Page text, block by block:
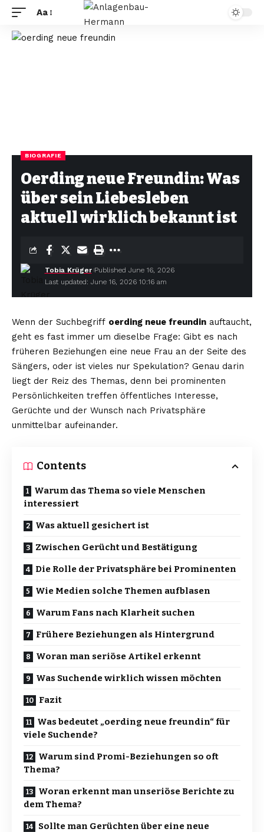
Aa
BIOGRAFIE
Oerding neue Freundin: Was
über sein Liebesleben
aktuell wirklich bekannt ist
Last updated: June 16, 2026 10:16 am
Tobia Krüger Published June 16, 2026
Wenn der Suchbegriff oerding neue freundin auftaucht,
geht es fast immer um dieselbe Frage: Gibt es nach
früheren Beziehungen eine neue Frau an der Seite des
Sängers, oder ist vieles nur Spekulation? Genau darin
liegt der Reiz des Themas, denn bei prominenten
Persönlichkeiten treffen öffentliches Interesse,
Gerüchte und der Wunsch nach Privatsphäre
unmittelbar aufeinander.
Contents
Warum das Thema so viele Menschen
interessiert
Was aktuell gesichert ist
Zwischen Gerücht und Bestätigung
Die Rolle der Privatsphäre bei Prominenten
Wie Medien solche Themen aufblasen
Warum Fans nach Klarheit suchen
Frühere Beziehungen als Hintergrund
Woran man seriöse Artikel erkennt
Was Suchende wirklich wissen möchten
Fazit
Was bedeutet „oerding neue freundin“ für
viele Suchende?
Warum sind Promi-Beziehungen so oft
Thema?
Woran erkennt man unseriöse Berichte zu
dem Thema?
Sollte man Gerüchten über eine neue